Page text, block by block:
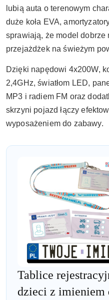
lubią auta o terenowym
duże koła EVA,
sprawiają, że model
przejażdżek na świeżym
Dzięki napędowi 4x200W,
2,4GHz, światłom LED,
MP3 i radiem FM oraz
skrzyni pojazd łączy
wyposażeniem do zabawy.
Tablice
dzieci z imieniem